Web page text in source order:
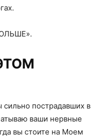
пострадавших в
ваши нервные
вы стоите на Моем